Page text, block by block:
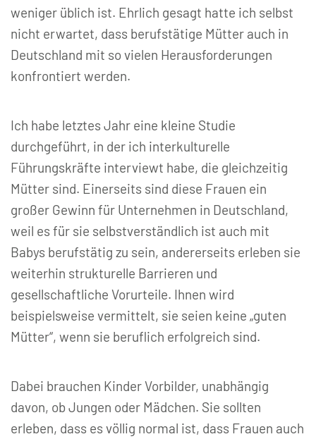
weniger üblich ist. Ehrlich gesagt hatte ich selbst
nicht erwartet, dass berufstätige Mütter auch in
Deutschland mit so vielen Herausforderungen
konfrontiert werden.
Ich habe letztes Jahr eine kleine Studie
durchgeführt, in der ich interkulturelle
Führungskräfte interviewt habe, die gleichzeitig
Mütter sind. Einerseits sind diese Frauen ein
großer Gewinn für Unternehmen in Deutschland,
weil es für sie selbstverständlich ist auch mit
Babys berufstätig zu sein, andererseits erleben sie
weiterhin strukturelle Barrieren und
gesellschaftliche Vorurteile. Ihnen wird
beispielsweise vermittelt, sie seien keine „guten
Mütter“, wenn sie beruflich erfolgreich sind.
Dabei brauchen Kinder Vorbilder, unabhängig
davon, ob Jungen oder Mädchen. Sie sollten
erleben, dass es völlig normal ist, dass Frauen auch